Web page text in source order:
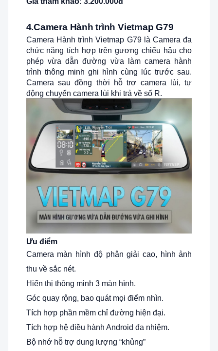
4.Camera Hành trình Vietmap G79
Camera Hành trình Vietmap G79 là Camera đa
chức năng tích hợp trên gương chiếu hậu cho
phép vừa dẫn đường vừa làm camera hành
trình thông minh ghi hình cùng lúc trước sau.
Camera sau đồng thời hỗ trợ camera lùi, tự
động chuyển camera lùi khi trả về số R.
Ưu điểm
Camera màn hình độ phân giải cao, hình ảnh
thu về sắc nét.
Hiển thị thông minh 3 màn hình.
Góc quay rộng, bao quát mọi điểm nhìn.
Tích hợp phần mềm chỉ đường hiện đại.
Tích hợp hệ điều hành Android đa nhiệm.
Bộ nhớ hỗ trợ dung lượng “khủng”